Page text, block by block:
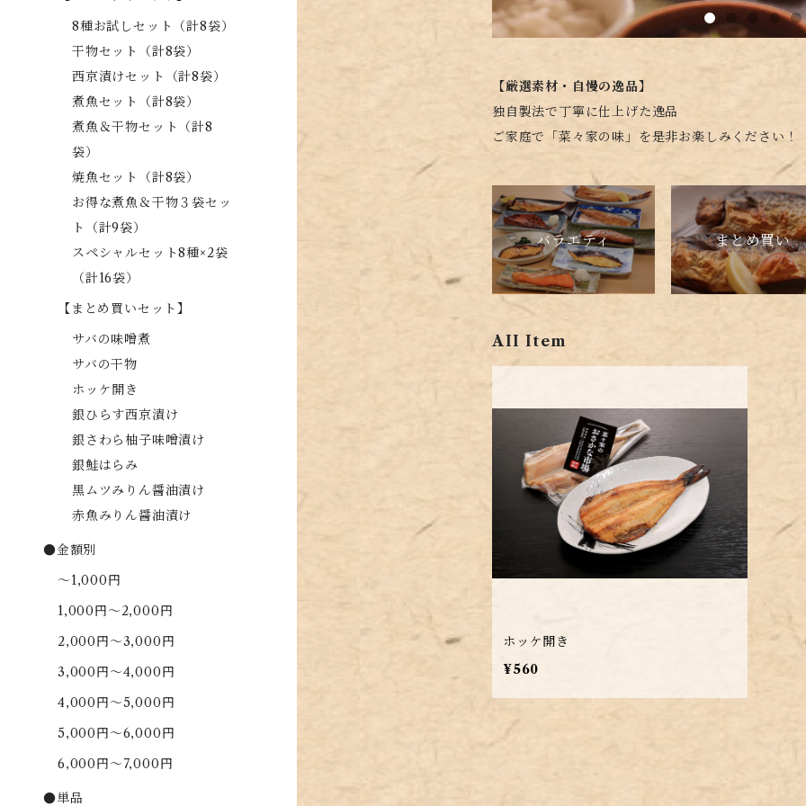
【厳選素材・自慢の逸品】
独自製法で丁寧に仕上げた逸品
ご家庭で「菜々家の味」を是非お楽しみください！
バラエティ まとめ買い
AII Item
ホッケ開き
¥560
8種お試しセット（計8袋）
干物セット（計8袋）
西京漬けセット（計8袋）
煮魚セット（計8袋）
煮魚＆干物セット（計8
袋）
焼魚セット（計8袋）
お得な煮魚＆干物３袋セッ
ト（計9袋）
スペシャルセット8種×2袋
（計16袋）
【まとめ買いセット】
サバの味噌煮
サバの干物
ホッケ開き
銀ひらす西京漬け
銀さわら柚子味噌漬け
銀鮭はらみ
黒ムツみりん醤油漬け
赤魚みりん醤油漬け
●金額別
～1,000円
1,000円～2,000円
2,000円～3,000円
3,000円～4,000円
4,000円～5,000円
5,000円～6,000円
6,000円～7,000円
●単品